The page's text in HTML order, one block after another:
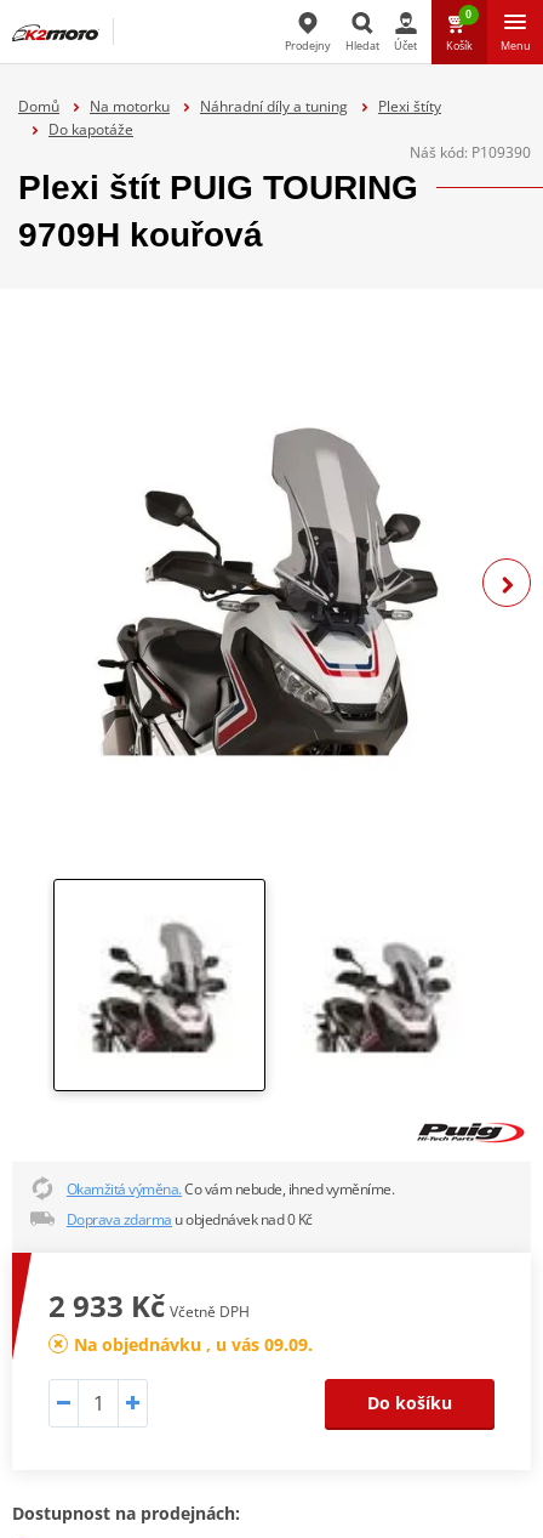
Prodejny Hledat Účet
0
Košík Menu
Domů Na motorku Náhradní díly a tuning
Plexi štíty
Do kapotáže
Náš kód: P109390
Plexi štít PUIG TOURING
9709H kouřová
Okamžitá výměna.Co vám nebude, ihned vyměníme.
Doprava zdarma u objednávek nad 0 Kč
2 933 Kč Včetně DPH
Na objednávku , u vás 09.09.
Do košíku
Dostupnost na prodejnách: